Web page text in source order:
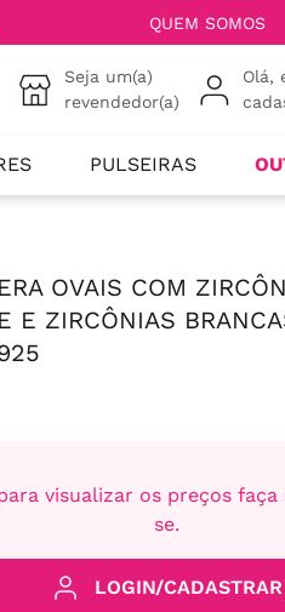
QUEM SOMOS
Seja um(a)
revendedor(a)
Olá,
PULSEIRAS
OVAIS COM
E ZIRCÔNIAS
visualizar os preços
se.
LOGIN/CADASTRAR